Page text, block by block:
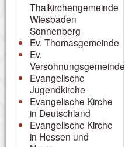
Thalkirchengemeinde
Wiesbaden
Sonnenberg
Ev. Thomasgemeinde
Ev.
Versöhnungsgemeinde
Evangelische
Jugendkirche
Evangelische Kirche
in Deutschland
Evangelische Kirche
in Hessen und